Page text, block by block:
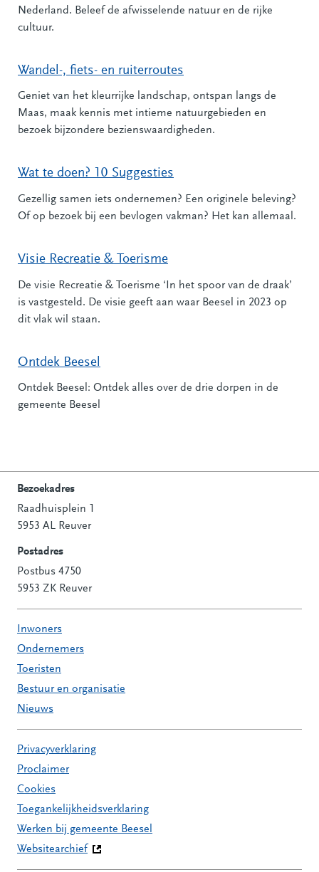
Nederland. Beleef de afwisselende natuur en de rijke
cultuur.
Wandel-, fiets- en ruiterroutes
Geniet van het kleurrijke landschap, ontspan langs de
Maas, maak kennis met intieme natuurgebieden en
bezoek bijzondere bezienswaardigheden.
Wat te doen? 10 Suggesties
Gezellig samen iets ondernemen? Een originele beleving?
Of op bezoek bij een bevlogen vakman? Het kan allemaal.
Visie Recreatie & Toerisme
De visie Recreatie & Toerisme ‘In het spoor van de draak’
is vastgesteld. De visie geeft aan waar Beesel in 2023 op
dit vlak wil staan.
Ontdek Beesel
Ontdek Beesel: Ontdek alles over de drie dorpen in de
gemeente Beesel
Contactinformatie
Bezoekadres
Raadhuisplein 1
5953 AL Reuver
Postadres
Postbus 4750
5953 ZK Reuver
Inwoners
Ondernemers
Toeristen
Bestuur en organisatie
Nieuws
Privacyverklaring
Proclaimer
Cookies
Toegankelijkheidsverklaring
Werken bij gemeente Beesel
Websitearchief